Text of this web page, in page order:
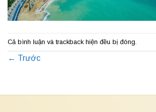
Cả bình luận và trackback hiện đều bị đóng.
← Trước